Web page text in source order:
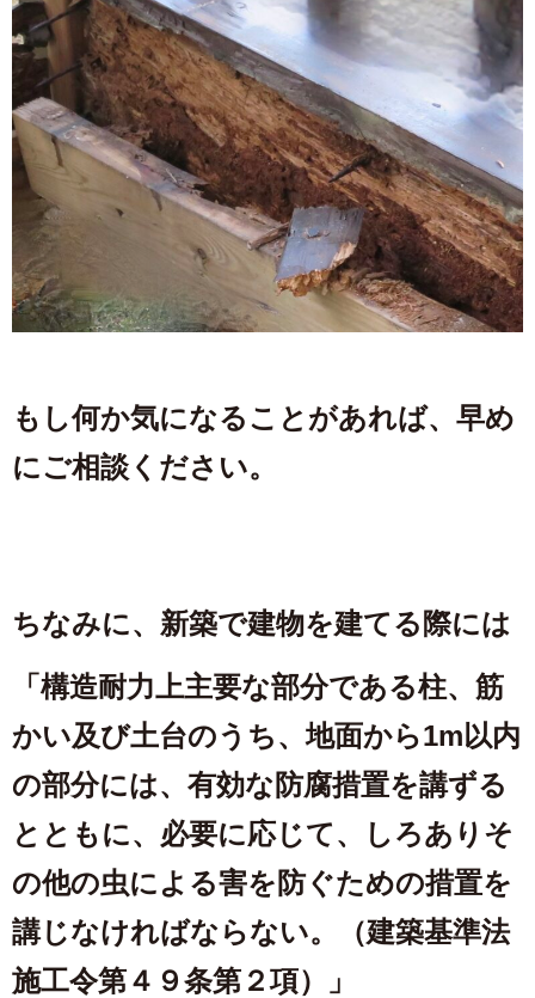
もし何か気になることがあれば、早め
にご相談ください。
ちなみに、新築で建物を建てる際には
「構造耐力上主要な部分である柱、筋
かい及び土台のうち、地面から1m以内
の部分には、有効な防腐措置を講ずる
とともに、必要に応じて、しろありそ
の他の虫による害を防ぐための措置を
講じなければならない。（建築基準法
施工令第４９条第２項）」